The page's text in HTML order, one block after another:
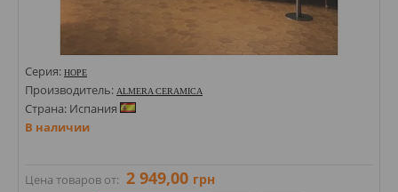
Серия: HOPE
Производитель: ALMERA CERAMICA
Страна: Испания
В наличии
Цена товаров от: 2 949,00 грн